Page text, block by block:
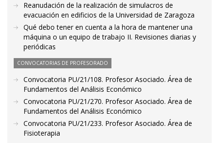
Reanudación de la realización de simulacros de
evacuación en edificios de la Universidad de Zaragoza
Qué debo tener en cuenta a la hora de mantener una
máquina o un equipo de trabajo II. Revisiones diarias y
periódicas
CONVOCATORIAS DE PROFESORADO
Convocatoria PU/21/108. Profesor Asociado. Área de
Fundamentos del Análisis Económico
Convocatoria PU/21/270. Profesor Asociado. Área de
Fundamentos del Análisis Económico
Convocatoria PU/21/233. Profesor Asociado. Área de
Fisioterapia